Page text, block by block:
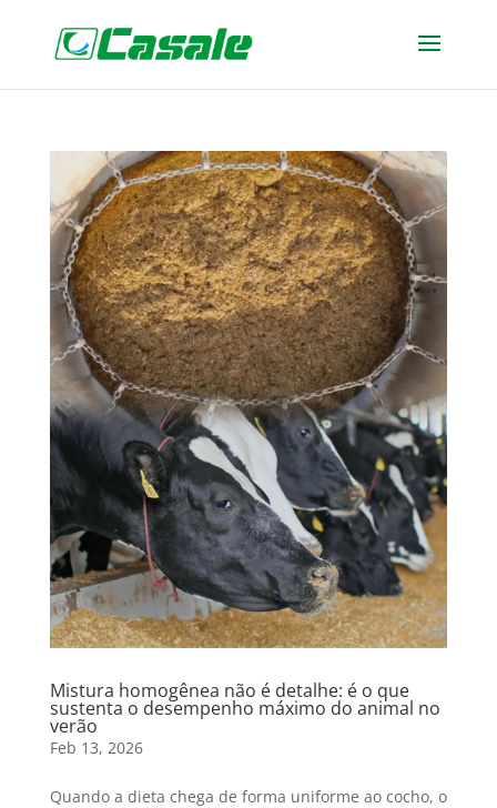
Mistura homogênea não é detalhe: é o que
sustenta o desempenho máximo do animal no
verão
Feb 13, 2026
Quando a dieta chega de forma uniforme ao cocho, o